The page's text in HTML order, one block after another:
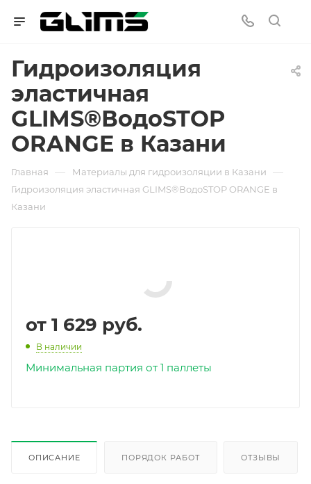
Гидроизоляция
эластичная
GLIMS®ВодоSTOP
ORANGE в Казани
Главная — Материалы для гидроизоляции в Казани —
Гидроизоляция эластичная GLIMS®ВодоSTOP ORANGE в
Казани
от 1 629 руб.
В наличии
Минимальная партия от 1 паллеты
ОПИСАНИЕ ПОРЯДОК РАБОТ ОТЗЫВЫ